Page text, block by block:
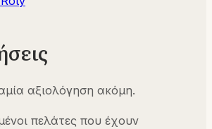
αξιολόγηση ακόμη.
πελάτες που έχουν